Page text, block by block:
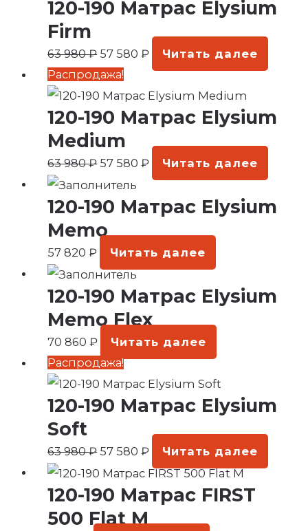
120-190 Матрас Elysium
Firm
63 980₽
составляла
57 580₽
57
Читать далее
Распродажа!
120-190 Матрас Elysium
Medium
63 980₽
Первоначальная
цена
составляла
63
980 ₽.
57 580₽
Текущая
цена:
57
Читать далее
120-190 Матрас Elysium
Memo
57 820₽ Читать далее
120-190 Матрас Elysium
Memo Flex
70 860₽
Читать далее
Распродажа!
120-190 Матрас Elysium
Soft
63 980₽
Первоначальная
цена
составляла
980 ₽.
57 580₽
Текущая
цена:
57
Читать далее
120-190 Матрас FIRST
500 Flat M